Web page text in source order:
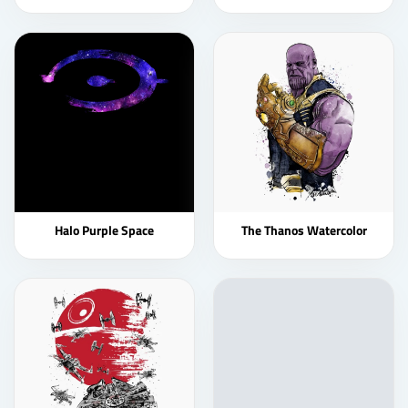
Halo Purple Space The Thanos Watercolor